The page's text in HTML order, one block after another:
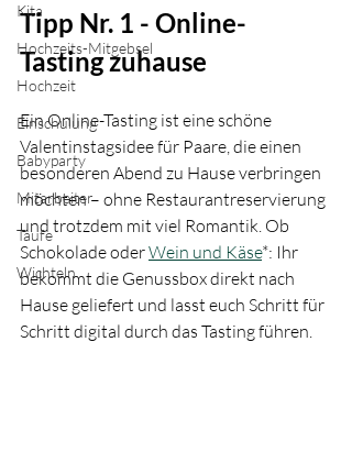
Kita
Hochzeits-Mitgebsel
Hochzeit
Einschulung
Babyparty
Mitarbeiter
Taufe
Wichteln
Tipp Nr. 1 - Online-
Tasting zuhause
Ein Online-Tasting ist eine schöne
Valentinstagsidee für Paare, die einen
besonderen Abend zu Hause verbringen
möchten – ohne Restaurantreservierung
und trotzdem mit viel Romantik. Ob
Schokolade oder Wein und Käse*: Ihr
bekommt die Genussbox direkt nach
Hause geliefert und lasst euch Schritt für
Schritt digital durch das Tasting führen.